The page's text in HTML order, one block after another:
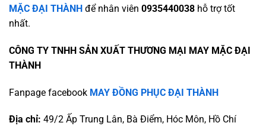
MẶC ĐẠI THÀNH để nhân viên 0935440038 hỗ trợ tốt
nhất.
CÔNG TY TNHH SẢN XUẤT THƯƠNG MẠI MAY MẶC ĐẠI
THÀNH
Fanpage facebook MAY ĐỒNG PHỤC ĐẠI THÀNH
Địa chỉ: 49/2 Ấp Trung Lân, Bà Điểm, Hóc Môn, Hồ Chí